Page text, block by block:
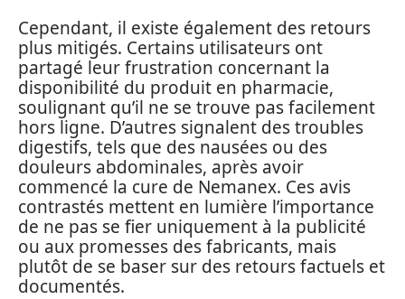
Cependant, il existe également des retours
plus mitigés. Certains utilisateurs ont
partagé leur frustration concernant la
disponibilité du produit en pharmacie,
soulignant qu’il ne se trouve pas facilement
hors ligne. D’autres signalent des troubles
digestifs, tels que des nausées ou des
douleurs abdominales, après avoir
commencé la cure de Nemanex. Ces avis
contrastés mettent en lumière l’importance
de ne pas se fier uniquement à la publicité
ou aux promesses des fabricants, mais
plutôt de se baser sur des retours factuels et
documentés.